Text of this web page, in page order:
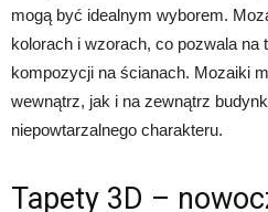
mogą być idealnym wyborem.
kolorach i wzorach, co pozwala na
kompozycji na ścianach. Mozaiki
wewnątrz, jak i na zewnątrz
niepowtarzalnego charakteru.
Tapety 3D –